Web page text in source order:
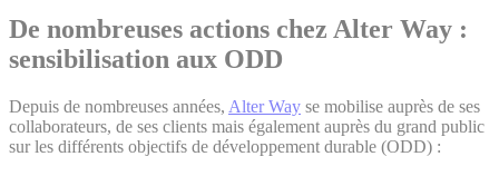
De nombreuses actions chez Alter Way :
sensibilisation aux ODD
Depuis de nombreuses années, Alter Way se mobilise auprès de ses
collaborateurs, de ses clients mais également auprès du grand public
sur les différents objectifs de développement durable (ODD) :